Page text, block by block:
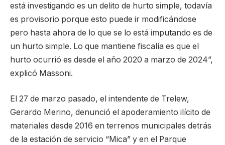
está investigando es un delito de hurto simple, todavía
es provisorio porque esto puede ir modificándose
pero hasta ahora de lo que se lo está imputando es de
un hurto simple. Lo que mantiene fiscalía es que el
hurto ocurrió es desde el año 2020 a marzo de 2024”,
explicó Massoni.
El 27 de marzo pasado, el intendente de Trelew,
Gerardo Merino, denunció el apoderamiento ilícito de
materiales desde 2016 en terrenos municipales detrás
de la estación de servicio “Mica” y en el Parque